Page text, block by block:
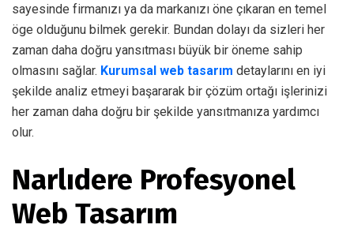
sayesinde firmanızı ya da markanızı öne çıkaran en temel
öge olduğunu bilmek gerekir. Bundan dolayı da sizleri her
zaman daha doğru yansıtması büyük bir öneme sahip
olmasını sağlar. Kurumsal web tasarım detaylarını en iyi
şekilde analiz etmeyi başararak bir çözüm ortağı işlerinizi
her zaman daha doğru bir şekilde yansıtmanıza yardımcı
olur.
Narlıdere Profesyonel
Web Tasarım